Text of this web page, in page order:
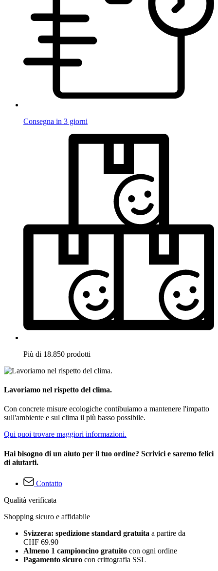
Consegna in 3 giorni
Più di 18.850 prodotti
Lavoriamo nel rispetto del clima.
Con concrete misure ecologiche contibuiamo a mantenere l'impatto
sull'ambiente e sul clima il più basso possibile.
Qui puoi trovare maggiori informazioni.
Hai bisogno di un aiuto per il tuo ordine? Scrivici e saremo felici
di aiutarti.
Contatto
Qualità verificata
Shopping sicuro e affidabile
Svizzera: spedizione standard gratuita a partire da
CHF 69.90
Almeno 1 campioncino gratuito con ogni ordine
Pagamento sicuro con crittografia SSL